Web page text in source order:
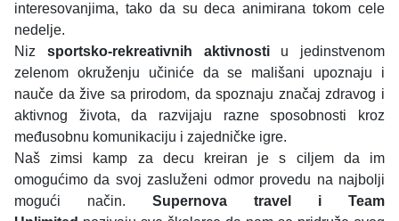
interesovanjima, tako da su deca animirana tokom cele
nedelje.
Niz sportsko-rekreativnih aktivnostiu jedinstvenom
zelenom okruženju učiniće da se mališani upoznaju i
nauče da žive sa prirodom, da spoznaju značaj zdravog i
aktivnog života, da razvijaju razne sposobnosti kroz
međusobnu komunikaciju i zajedničke igre.
Naš zimsi kamp za decu kreiran je s ciljem da im
omogućimo da svoj zasluženi odmor provedu na najbolji
mogući način. Supernova travel i Team